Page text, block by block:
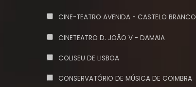
CINE-TEATRO AVENIDA - CASTELO BRANCO
CINETEATRO D. JOÃO V - DAMAIA
COLISEU DE LISBOA
CONSERVATÓRIO DE MÚSICA DE COIMBRA